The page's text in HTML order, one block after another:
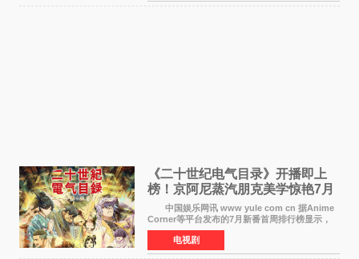
《二十世纪电气目录》开播即上
榜！京阿尼蒸汽朋克美学惊艳7月
新番季
中国娱乐网讯 www yule com cn 据Anime
Corner等平台发布的7月新番首周排行榜显示，
由京都动画制作的《二十世纪电气目录》在多个
榜单中表现亮眼，位列AniLab全球TOP10第十
名。该剧改编自结
电视剧